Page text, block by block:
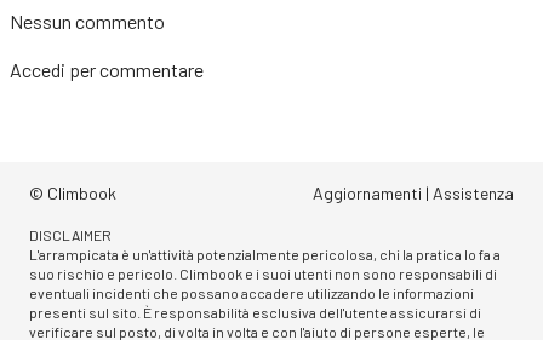
Nessun commento
Accedi per commentare
© Climbook Aggiornamenti | Assistenza
DISCLAIMER
L'arrampicata è un'attività potenzialmente pericolosa, chi la pratica lo fa a
suo rischio e pericolo. Climbook e i suoi utenti non sono responsabili di
eventuali incidenti che possano accadere utilizzando le informazioni
presenti sul sito. È responsabilità esclusiva dell'utente assicurarsi di
verificare sul posto, di volta in volta e con l'aiuto di persone esperte, le